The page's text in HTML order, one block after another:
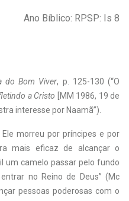
Ano Bíblico: RPSP: Is 8
do Bom Viver, p. 125-130 (“O
a Cristo
[MM 1986, 19 de
interesse por Naamã”).
morreu por príncipes e por
mais eficaz de alcançar o
um camelo passar pelo fundo
no Reino de Deus” (Mc
pessoas poderosas com o